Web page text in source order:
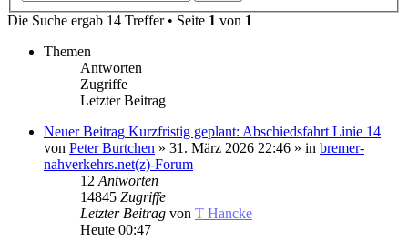
Die Suche ergab 14 Treffer • Seite 1 von 1
Themen
Antworten
Zugriffe
Letzter Beitrag
Neuer Beitrag Kurzfristig geplant: Abschiedsfahrt Linie 14
von Peter Burtchen » 31. März 2026 22:46 » in bremer-
nahverkehrs.net(z)-Forum
12 Antworten
14845 Zugriffe
Letzter Beitrag von T Hancke
Heute 00:47